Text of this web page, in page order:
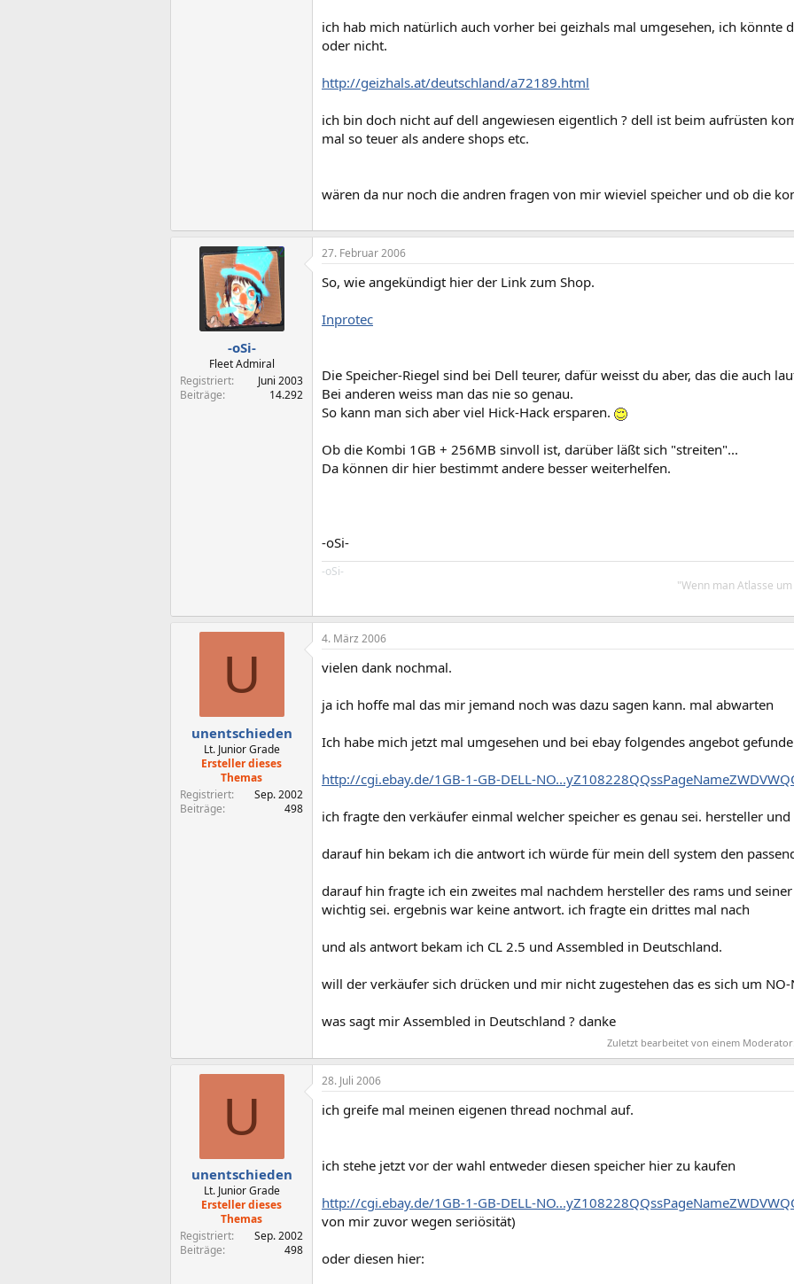
ich hab mich natürlich auch vorher bei geizhals mal umgesehen, ich könnte
oder nicht.
http://geizhals.at/deutschland/a72189.html
ich bin doch nicht auf dell angewiesen eigentlich ? dell ist beim aufrüsten
mal so teuer als andere shops etc.
wären da nur noch die andren fragen von mir wieviel speicher und ob die
-oSi-
Fleet Admiral
Registriert
Juni 2003
Beiträge
14.292
27. Februar 2006
So, wie angekündigt hier der Link zum Shop.
Inprotec
Die Speicher-Riegel sind bei Dell teurer, dafür weisst du aber, das die auch
Bei anderen weiss man das nie so genau.
So kann man sich aber viel Hick-Hack ersparen.
Ob die Kombi 1GB + 256MB sinvoll ist, darüber läßt sich "streiten"...
Da können dir hier bestimmt andere besser weiterhelfen.
-oSi-
-oSi-
"Wenn man Atlasse
U
unentschieden
Lt. Junior Grade
Ersteller dieses
Themas
Registriert
Sep. 2002
Beiträge
498
4. März 2006
vielen dank nochmal.
ja ich hoffe mal das mir jemand noch was dazu sagen kann. mal abwarten
Ich habe mich jetzt mal umgesehen und bei ebay folgendes angebot
http://cgi.ebay.de/1GB-1-GB-DELL-
ich fragte den verkäufer einmal welcher speicher es genau sei. hersteller
darauf hin bekam ich die antwort ich würde für mein dell system den
darauf hin fragte ich ein zweites mal nachdem hersteller des rams und
wichtig sei. ergebnis war keine antwort. ich fragte ein drittes mal nach
und als antwort bekam ich CL 2.5 und Assembled in Deutschland.
will der verkäufer sich drücken und mir nicht zugestehen das es sich um
was sagt mir Assembled in Deutschland ? danke
Zuletzt bearbeitet von einem
U
unentschieden
Lt. Junior Grade
Ersteller dieses
Themas
Registriert
Sep. 2002
Beiträge
498
28. Juli 2006
ich greife mal meinen eigenen thread nochmal auf.
ich stehe jetzt vor der wahl entweder diesen speicher hier zu kaufen
http://cgi.ebay.de/1GB-1-GB-DELL-
von mir zuvor wegen seriösität)
oder diesen hier: